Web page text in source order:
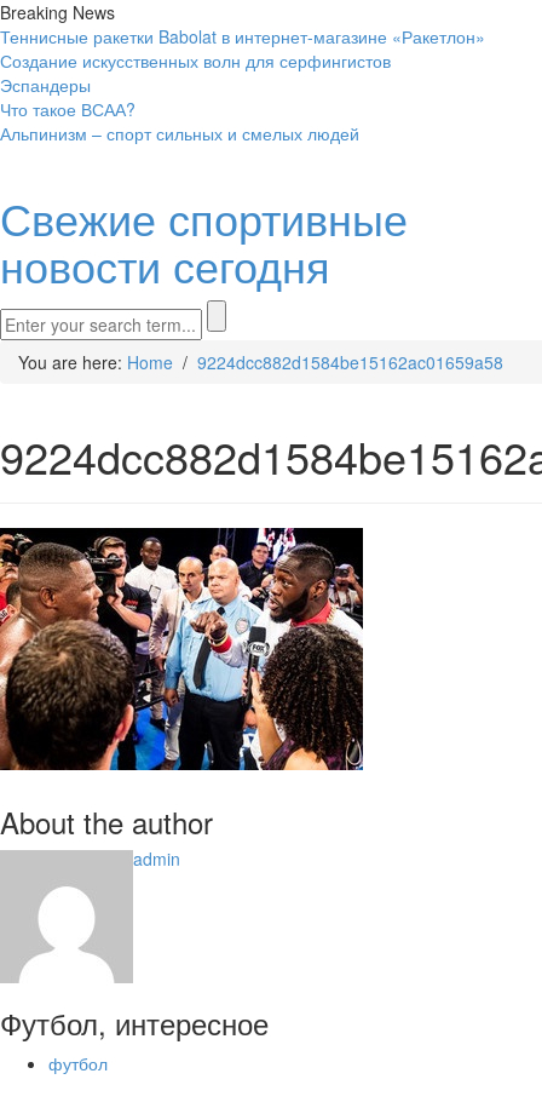
Breaking News
Теннисные ракетки Babolat в интернет-магазине «Ракетлон»
Создание искусственных волн для серфингистов
Эспандеры
Что такое ВСАА?
Альпинизм – спорт сильных и смелых людей
Свежие спортивные
новости сегодня
You are here: Home / 9224dcc882d1584be15162ac01659a58
About the author
admin
Футбол, интересное
футбол